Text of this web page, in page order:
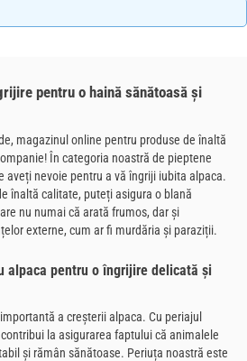
pentru o haină sănătoasă și
magazinul online pentru produse de înaltă
În categoria noastră de pieptene
aveți nevoie pentru a vă îngriji iubita alpaca.
înaltă calitate, puteți asigura o blană
nu numai că arată frumos, dar și
externe, cum ar fi murdăria și paraziții.
alpaca pentru o îngrijire delicată și
a creșterii alpaca. Cu periajul
la asigurarea faptului că animalele
și rămân sănătoase. Periuța noastră este